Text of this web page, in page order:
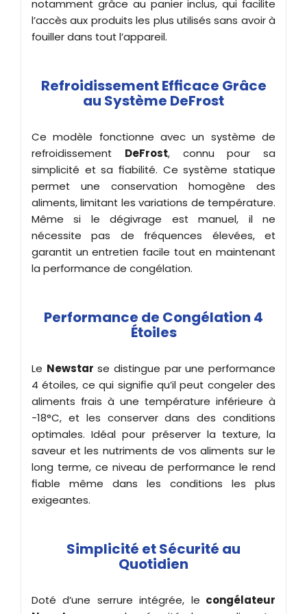
notamment grâce au panier inclus, qui facilite
l’accès aux produits les plus utilisés sans avoir à
fouiller dans tout l’appareil.
Refroidissement Efficace Grâce
au Système DeFrost
Ce modèle fonctionne avec un système de
refroidissement DeFrost, connu pour sa
simplicité et sa fiabilité. Ce système statique
permet une conservation homogène des
aliments, limitant les variations de température.
Même si le dégivrage est manuel, il ne
nécessite pas de fréquences élevées, et
garantit un entretien facile tout en maintenant
la performance de congélation.
Performance de Congélation 4
Étoiles
Le Newstar se distingue par une performance
4 étoiles, ce qui signifie qu’il peut congeler des
aliments frais à une température inférieure à
-18°C, et les conserver dans des conditions
optimales. Idéal pour préserver la texture, la
saveur et les nutriments de vos aliments sur le
long terme, ce niveau de performance le rend
fiable même dans les conditions les plus
exigeantes.
Simplicité et Sécurité au
Quotidien
Doté d’une serrure intégrée, le congélateur